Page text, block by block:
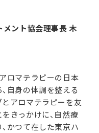
メント協会理事長 木
ロマテラピーの日本
自身の体調を整える
アロマテラピーを友
っかけに、自然療
かつて在した東京ハ